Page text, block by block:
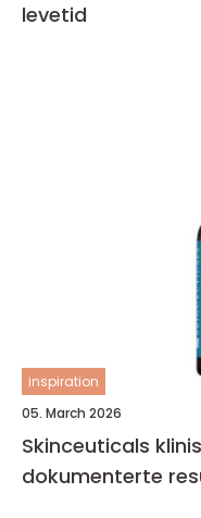
levetid
inspiration
05. March 2026
Skinceuticals klinisk hudpleie med
dokumenterte